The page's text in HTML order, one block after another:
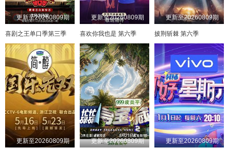
20241226 20241230 20241231 20250102
20250106 20250107 20250108 20250109
20250113 20250114 20250115 20250120
20250121 20250122 20250123 20250127
20250128 20250129 20250130 20250203
20250204 20250205 20250206 20250210
20250211 20250212 20250213 20250217
20250218 20250219 20250220 20250224
更新至20260809期
喜剧之王单口季第三季
更新至20260809期
喜欢你我也是 第六季
更新至20260809期
披荆斩棘 第六季
更新至20260809期 更新至20260809期 更新至20260809期